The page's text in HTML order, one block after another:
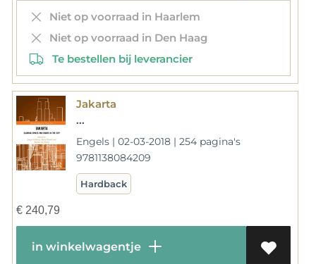
Niet op voorraad in Haarlem
Niet op voorraad in Den Haag
Te bestellen bij leverancier
Jakarta
...
Engels | 02-03-2018 | 254 pagina's
9781138084209
Hardback
€240,79
in winkelwagentje